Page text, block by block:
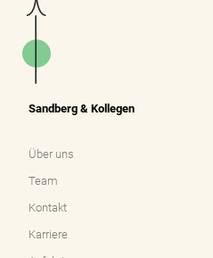
Sandberg & Kollegen
Über uns
Team
Kontakt
Karriere